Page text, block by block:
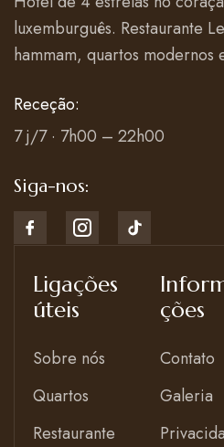
luxemburguês. Restaurante
hammam, quartos modernos
Receção:
7 j/7 · 7h00 – 22h00
Siga-nos:
Ligações
úteis
Sobre nós
Quartos
Restaurante
ções
Contato
Galeria